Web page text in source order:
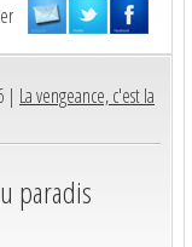
| La vengeance, c'est la
paradis